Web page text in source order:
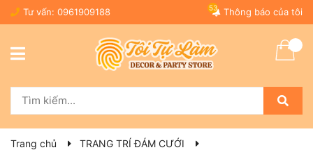
Tư vấn: 0961909188 Thông báo của tôi
53
Trang chủ
TRANG TRÍ ĐÁM CƯỚI